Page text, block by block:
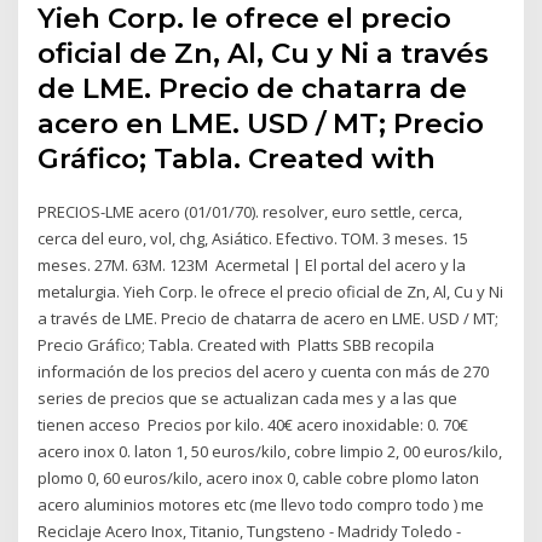
Yieh Corp. le ofrece el precio
oficial de Zn, Al, Cu y Ni a través
de LME. Precio de chatarra de
acero en LME. USD / MT; Precio
Gráfico; Tabla. Created with
PRECIOS-LME acero (01/01/70). resolver, euro settle, cerca,
cerca del euro, vol, chg, Asiático. Efectivo. TOM. 3 meses. 15
meses. 27M. 63M. 123M Acermetal | El portal del acero y la
metalurgia. Yieh Corp. le ofrece el precio oficial de Zn, Al, Cu y Ni
a través de LME. Precio de chatarra de acero en LME. USD / MT;
Precio Gráfico; Tabla. Created with Platts SBB recopila
información de los precios del acero y cuenta con más de 270
series de precios que se actualizan cada mes y a las que
tienen acceso Precios por kilo. 40€ acero inoxidable: 0. 70€
acero inox 0. laton 1, 50 euros/kilo, cobre limpio 2, 00 euros/kilo,
plomo 0, 60 euros/kilo, acero inox 0, cable cobre plomo laton
acero aluminios motores etc (me llevo todo compro todo ) me
Reciclaje Acero Inox, Titanio, Tungsteno - Madridy Toledo -